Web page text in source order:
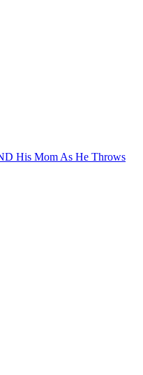
His Mom As He Throws